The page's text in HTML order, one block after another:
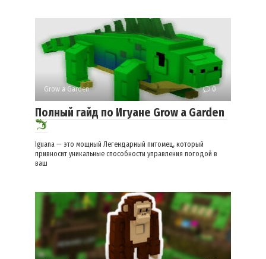
Grow a Garden 0
Полный гайд по Игуане Grow a Garden
Iguana — это мощный Легендарный питомец, который
привносит уникальные способности управления погодой в
ваш